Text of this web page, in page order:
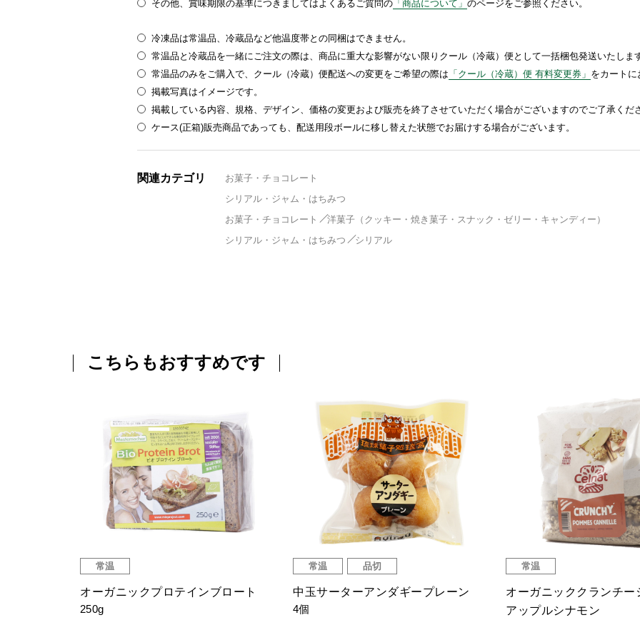
その他、賞味期限の基準につきましてはよくあるご質問の 「商品について」 のページをご参照ください。
冷凍品は常温品、冷蔵品など他温度帯との同梱はできません。
常温品と冷蔵品を一緒にご注文の際は、商品に重大な影響がない限りクール（冷蔵）便として一括梱包発送いたしま
常温品のみをご購入で、クール（冷蔵）便配送への変更をご希望の際は 「クール（冷蔵）便 有料変更券」 をカート
掲載写真はイメージです。
掲載している内容、規格、デザイン、価格の変更および販売を終了させていただく場合がございますのでご了承くだ
ケース(正箱)販売商品であっても、配送用段ボールに移し替えた状態でお届けする場合がございます。
関連カテゴリ
お菓子・チョコレート
シリアル・ジャム・はちみつ
お菓子・チョコレート
洋菓子（クッキー・焼き菓子・スナック・ゼリー・キャンディー）
シリアル・ジャム・はちみつ
シリアル
こちらもおすすめです
常温
オーガニックプロテインブロート
250g
常温 品切
中玉サーターアンダギープレーン
4個
常温
オーガニッククランチ
アップルシナモン